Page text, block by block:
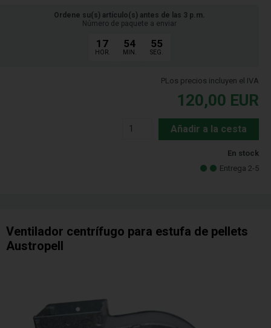
Ordene su(s) artículo(s) antes de las 3 p.m.
Número de paquete a enviar
17
HOR.
54
MIN.
54
SEG.
PLos precios incluyen el IVA
120,00 EUR
Añadir a la cesta
En stock
Entrega 2-5
Ventilador centrífugo para estufa de pellets
Austropell